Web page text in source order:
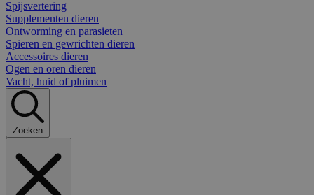
Spijsvertering
Supplementen dieren
Ontworming en parasieten
Spieren en gewrichten dieren
Accessoires dieren
Ogen en oren dieren
Vacht, huid of pluimen
Zoeken